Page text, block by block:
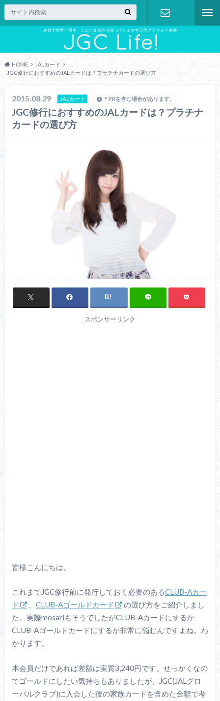
夫婦で世界一周中 ただいま欧州を巡っています✈︎30代アラフォー夫婦
お問い合わ
HOME
JALカード
JGC修行におすすめのJALカードは？プラチナカードの選び方
2015.08.29 JALカード ＊PRを含む場合があります。
JGC修行におすすめのJALカードは？プラチナ
カードの選び方
スポンサーリンク
皆様こんにちは。
これまでJGC修行前に発行しておく必要のあるCLUB-Aカー
ド
CLUB-Aゴールドカード
の選び方をご紹介しまし
た。実際mosariもそうでしたがCLUB-Aカードにするか
CLUB-Aゴールドカードにするか非常に悩むんですよね。わ
かります。
本会員だけであれば差額は実質3,240円です。せっかくなの
でゴールドにしたい気持ちもありましたが、JGC(JALグロ
ーバルクラブ)に入会した後の家族カードを含めた金額で考